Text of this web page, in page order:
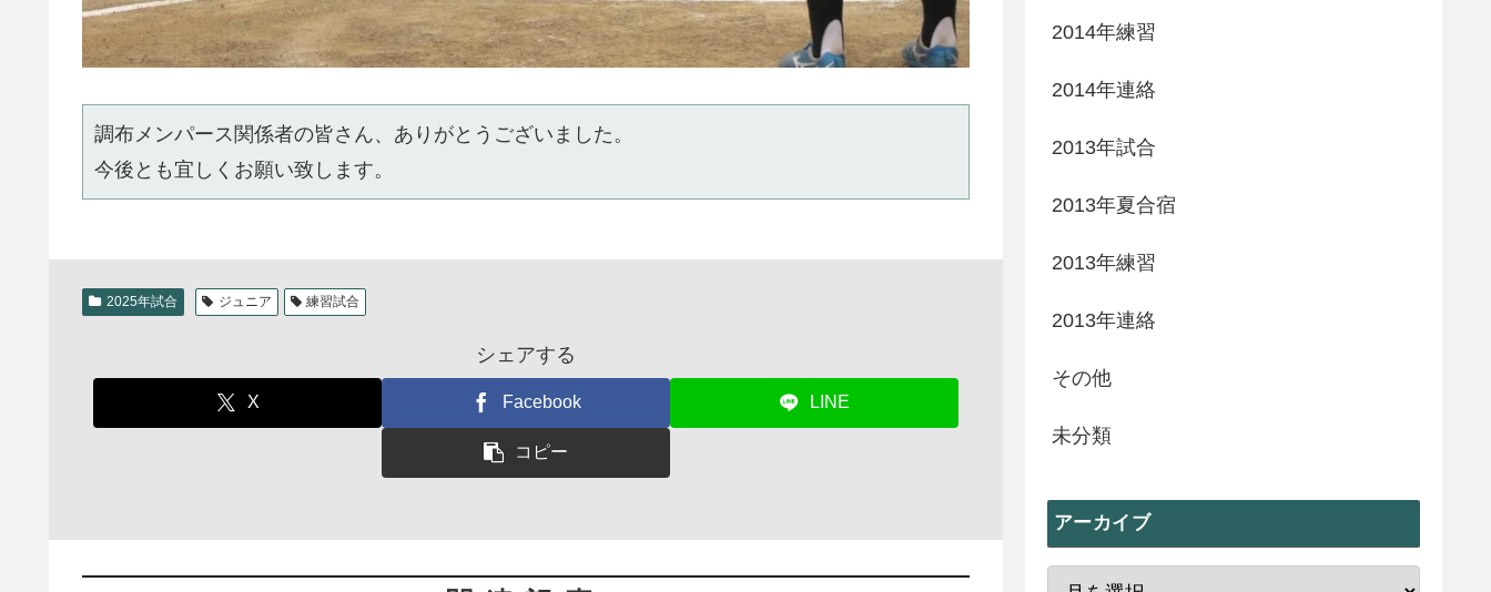
調布メンパース関係者の皆さん、ありがとうございました。
今後とも宜しくお願い致します。
2025年試合 ジュニア 練習試合
シェアする
X Facebook LINE
コピー
2014年練習
2014年連絡
2013年試合
2013年夏合宿
2013年練習
2013年連絡
その他
未分類
アーカイブ